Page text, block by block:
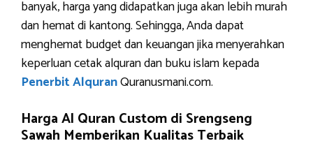
banyak, harga yang didapatkan juga akan lebih murah
dan hemat di kantong. Sehingga, Anda dapat
menghemat budget dan keuangan jika menyerahkan
keperluan cetak alquran dan buku islam kepada
Penerbit AlquranQuranusmani.com.
Harga Al Quran Custom di Srengseng
Sawah Memberikan Kualitas Terbaik